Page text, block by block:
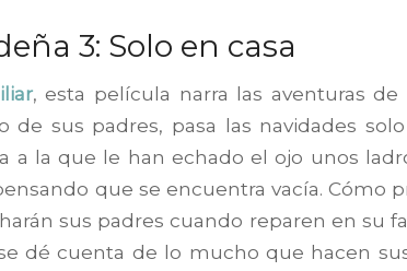
3: Solo en casa
, esta película narra las aventuras de
de sus padres, pasa las navidades
a la que le han echado el ojo unos
que se encuentra vacía. Cómo
sus padres cuando reparen en su
dé cuenta de lo mucho que hacen